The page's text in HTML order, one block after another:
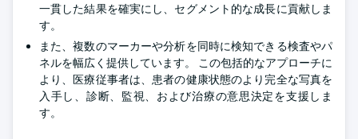
一貫した結果を確実にし、セグメント的な成長に貢献しま
す。
また、複数のマーカーや分析を同時に検知できる検査やパ
ネルを幅広く提供しています。 この包括的なアプローチに
より、医療従事者は、患者の健康状態のより完全な写真を
入手し、診断、監視、および治療の意思決定を支援しま
す。